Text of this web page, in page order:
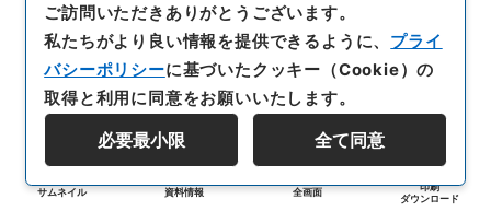
サムネイル 資料情報 全画面
印刷
ダウンロード
ご訪問いただきありがとうございます。
私たちがより良い情報を提供できるように、 プライ
バシーポリシーに基づいたクッキー（Cookie）の
取得と利用に同意をお願いいたします。
必要最小限 全て同意